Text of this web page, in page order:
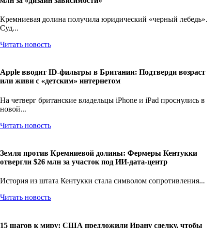
Кремниевая долина получила юридический «черный лебедь».
Суд...
Читать новость
Apple вводит ID-фильтры в Британии: Подтверди возраст
или живи с «детским» интернетом
На четверг британские владельцы iPhone и iPad проснулись в
новой...
Читать новость
Земля против Кремниевой долины: Фермеры Кентукки
отвергли $26 млн за участок под ИИ-дата-центр
История из штата Кентукки стала символом сопротивления...
Читать новость
15 шагов к миру: США предложили Ирану сделку, чтобы